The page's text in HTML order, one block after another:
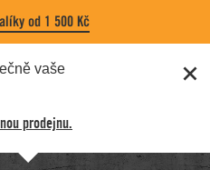
od 1 500 Kč
vaše
prodejnu.